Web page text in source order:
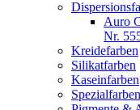
Auro
Nr.
Kreidefarben
Silikatfarben
Kaseinfarben
Spezialfarben